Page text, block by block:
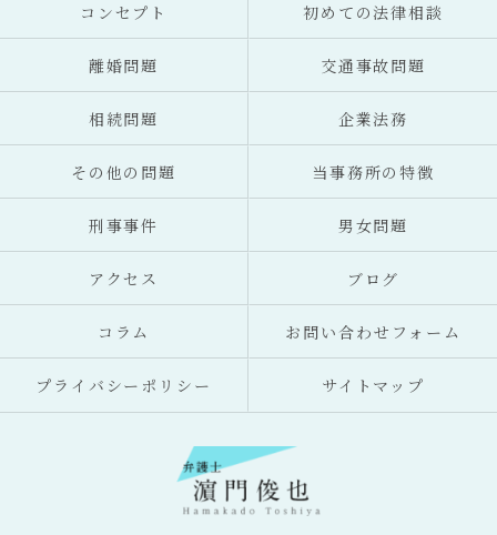
コンセプト 初めての法律相談
離婚問題 交通事故問題
相続問題 企業法務
その他の問題 当事務所の特徴
刑事事件 男女問題
アクセス ブログ
コラム お問い合わせフォーム
プライバシーポリシー サイトマップ